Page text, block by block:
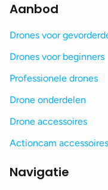
Aanbod
Drones voor
Drones voor beginners
Professionele drones
Drone onderdelen
Drone accessoires
Actioncam accessoires
Navigatie